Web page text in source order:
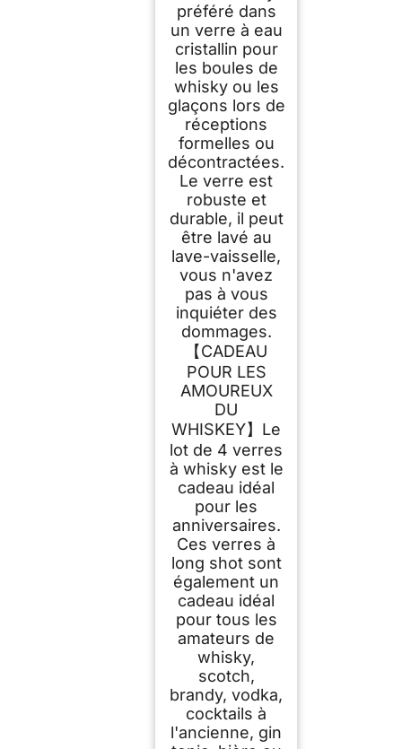
préféré dans
un verre à eau
cristallin pour
les boules de
whisky ou les
glaçons lors de
réceptions
formelles ou
décontractées.
Le verre est
robuste et
durable, il peut
être lavé au
lave-vaisselle,
vous n'avez
pas à vous
inquiéter des
dommages.
【CADEAU
POUR LES
AMOUREUX
DU
WHISKEY】Le
lot de 4 verres
à whisky est le
cadeau idéal
pour les
anniversaires.
Ces verres à
long shot sont
également un
cadeau idéal
pour tous les
amateurs de
whisky,
scotch,
brandy, vodka,
cocktails à
l'ancienne, gin